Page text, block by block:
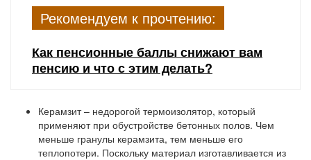
Рекомендуем к прочтению:
Как пенсионные баллы снижают вам
пенсию и что с этим делать?
Керамзит– недорогой термоизолятор, который
применяют при обустройстве бетонных полов. Чем
меньше гранулы керамзита, тем меньше его
теплопотери. Поскольку материал изготавливается из